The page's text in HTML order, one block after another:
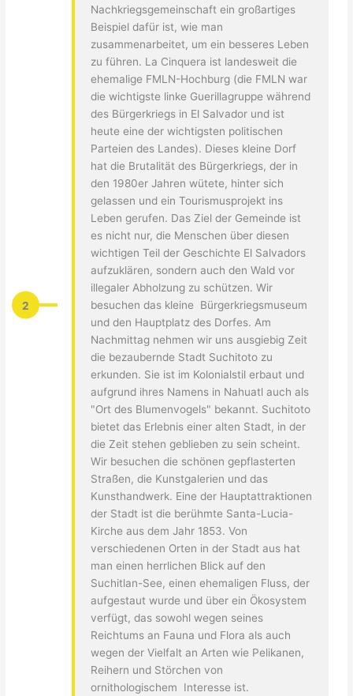
2
Nachkriegsgemeinschaft ein großartiges
Beispiel dafür ist, wie man
zusammenarbeitet, um ein besseres Leben
zu führen. La Cinquera ist landesweit die
ehemalige FMLN-Hochburg (die FMLN war
die wichtigste linke Guerillagruppe während
des Bürgerkriegs in El Salvador und ist
heute eine der wichtigsten politischen
Parteien des Landes). Dieses kleine Dorf
hat die Brutalität des Bürgerkriegs, der in
den 1980er Jahren wütete, hinter sich
gelassen und ein Tourismusprojekt ins
Leben gerufen. Das Ziel der Gemeinde ist
es nicht nur, die Menschen über diesen
wichtigen Teil der Geschichte El Salvadors
aufzuklären, sondern auch den Wald vor
illegaler Abholzung zu schützen. Wir
besuchen das kleine Bürgerkriegsmuseum
und den Hauptplatz des Dorfes. Am
Nachmittag nehmen wir uns ausgiebig Zeit
die bezaubernde Stadt Suchitoto zu
erkunden. Sie ist im Kolonialstil erbaut und
aufgrund ihres Namens in Nahuatl auch als
"Ort des Blumenvogels" bekannt. Suchitoto
bietet das Erlebnis einer alten Stadt, in der
die Zeit stehen geblieben zu sein scheint.
Wir besuchen die schönen gepflasterten
Straßen, die Kunstgalerien und das
Kunsthandwerk. Eine der Hauptattraktionen
der Stadt ist die berühmte Santa-Lucia-
Kirche aus dem Jahr 1853. Von
verschiedenen Orten in der Stadt aus hat
man einen herrlichen Blick auf den
Suchitlan-See, einen ehemaligen Fluss, der
aufgestaut wurde und über ein Ökosystem
verfügt, das sowohl wegen seines
Reichtums an Fauna und Flora als auch
wegen der Vielfalt an Arten wie Pelikanen,
Reihern und Störchen von
ornithologischem Interesse ist.